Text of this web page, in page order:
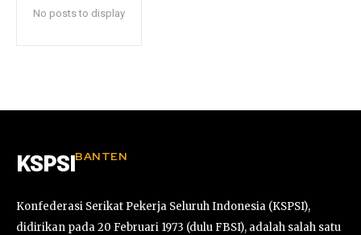
No posts to display
KSPSI BANTEN
Konfederasi Serikat Pekerja Seluruh Indonesia (KSPSI),
didirikan pada 20 Februari 1973 (dulu FBSI), adalah salah satu